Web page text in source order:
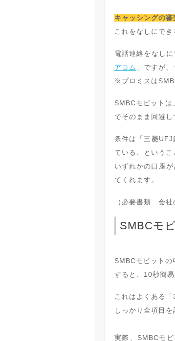
キャッシングの審
これをなしにで
電話連絡をなし
アコム 」ですが
※プロミスは
SMBCモビット
でそのまま回避し
条件は「三菱
ている、というこ
いずれかの口座
てくれます。
（必要書類…会社
SMBCモ
SMBCモビットの
すると、10秒簡易
これはよくある
しっかり全項目
実際、SMBCモ